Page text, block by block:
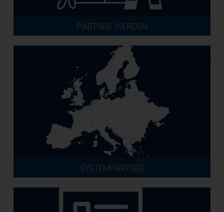
PARTNER WERDEN
SYSTEMPARTNER